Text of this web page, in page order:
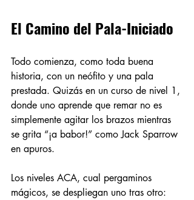
El Camino del Pala-Iniciado
Todo comienza, como toda buena
historia, con un neófito y una pala
prestada. Quizás en un curso de nivel 1,
donde uno aprende que remar no es
simplemente agitar los brazos mientras
se grita “¡a babor!” como Jack Sparrow
en apuros.
Los niveles ACA, cual pergaminos
mágicos, se despliegan uno tras otro: